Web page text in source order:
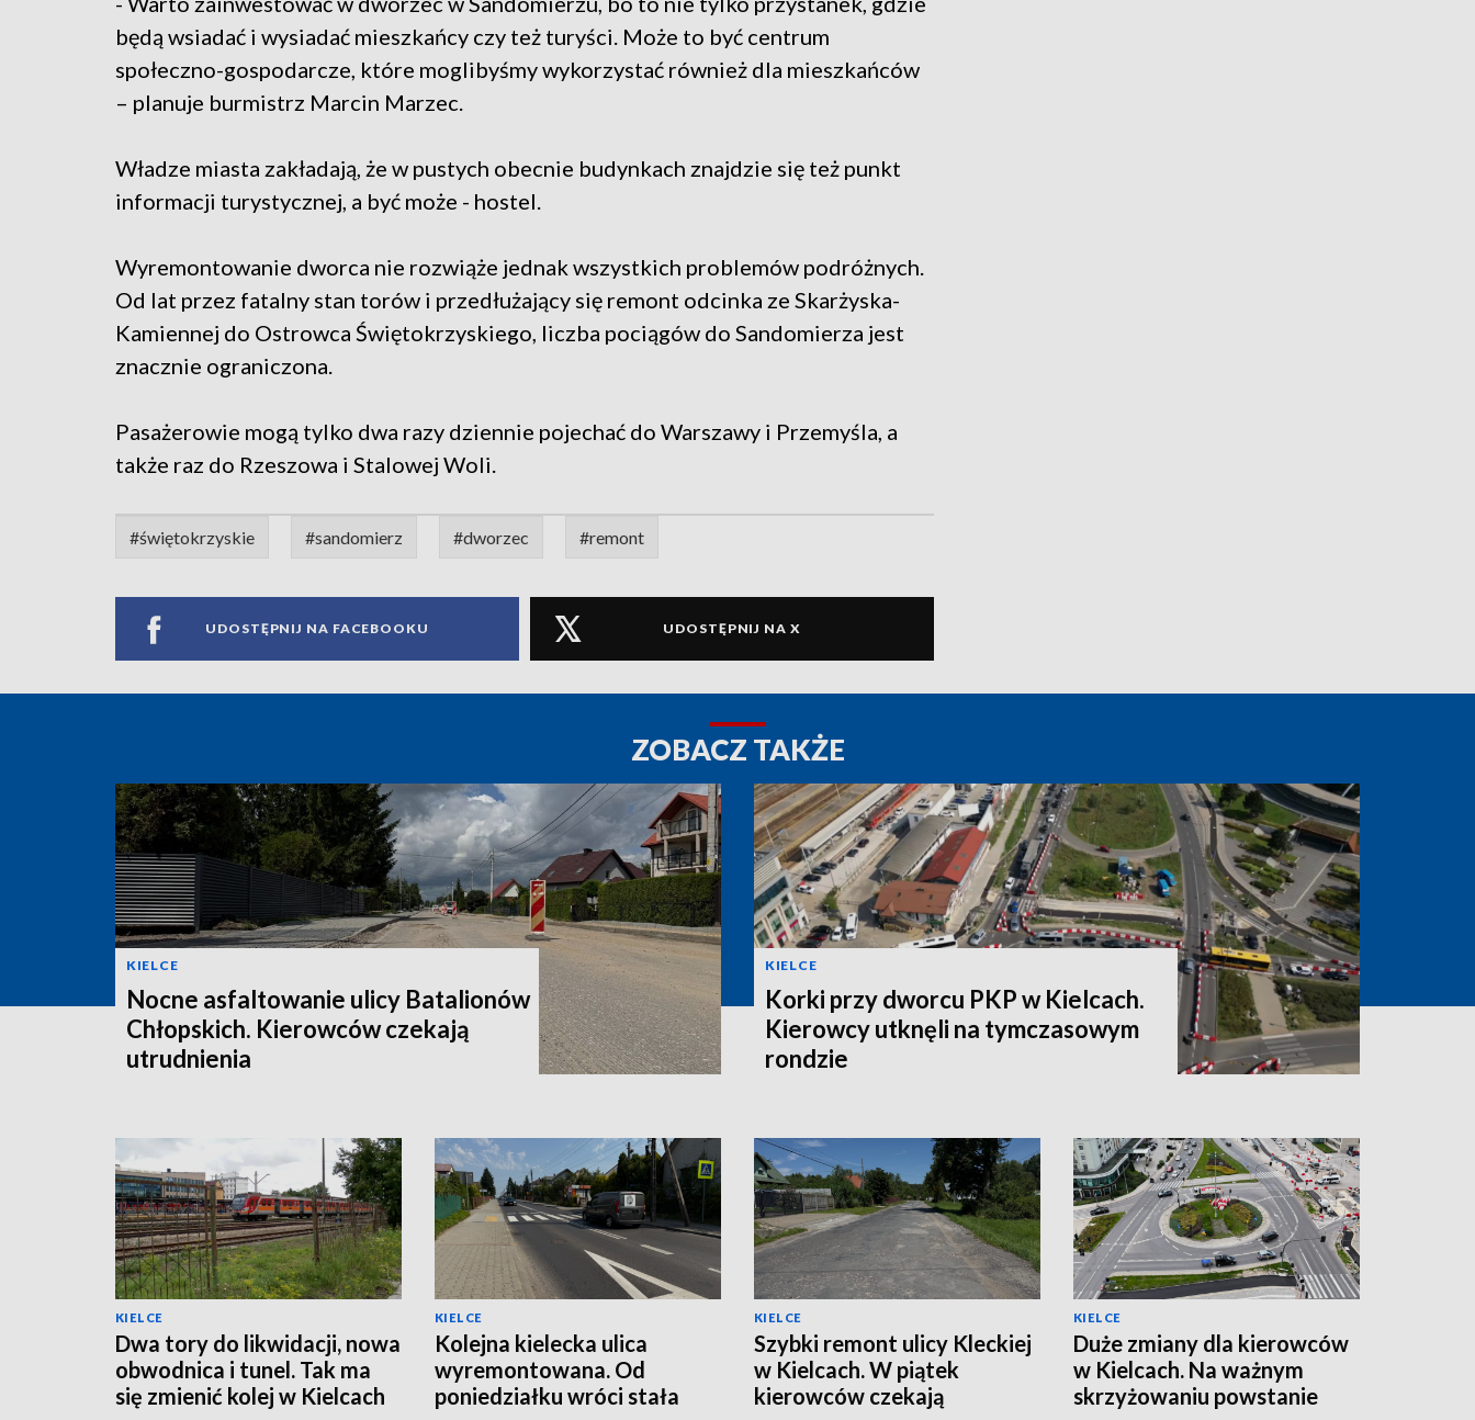
będą wsiadać i wysiadać mieszkańcy czy też turyści. Może to być centrum
społeczno-gospodarcze, które moglibyśmy wykorzystać również dla mieszkańców
– planuje burmistrz Marcin Marzec.
Władze miasta zakładają, że w pustych obecnie budynkach znajdzie się też punkt
informacji turystycznej, a być może - hostel.
Wyremontowanie dworca nie rozwiąże jednak wszystkich problemów podróżnych.
Od lat przez fatalny stan torów i przedłużający się remont odcinka ze Skarżyska-
Kamiennej do Ostrowca Świętokrzyskiego, liczba pociągów do Sandomierza jest
znacznie ograniczona.
Pasażerowie mogą tylko dwa razy dziennie pojechać do Warszawy i Przemyśla, a
także raz do Rzeszowa i Stalowej Woli.
#świętokrzyskie #sandomierz #dworzec #remont
UDOSTĘPNIJ NA FACEBOOKU UDOSTĘPNIJ NA X
ZOBACZ TAKŻE
KIELCE
Nocne asfaltowanie ulicy Batalionów
Chłopskich. Kierowców czekają
utrudnienia
KIELCE
Korki przy dworcu PKP w Kielcach.
Kierowcy utknęli na tymczasowym
rondzie
KIELCE
Dwa tory do likwidacji, nowa
obwodnica i tunel. Tak ma
się zmienić kolej w Kielcach
KIELCE
Kolejna kielecka ulica
wyremontowana. Od
poniedziałku wróci stała
KIELCE
Szybki remont ulicy Kleckiej
w Kielcach. W piątek
kierowców czekają
KIELCE
Duże zmiany dla kierowców
w Kielcach. Na ważnym
skrzyżowaniu powstanie